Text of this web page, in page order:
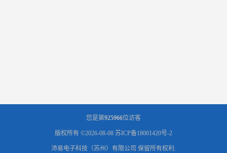
您是第925966位访客
版权所有 ©2026-08-08 苏ICP备18001420号-2
沛易电子科技（苏州）有限公司 保留所有权利.